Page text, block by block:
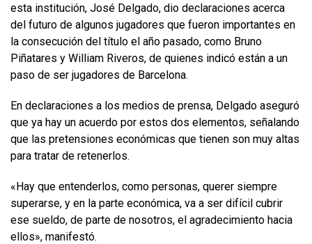
esta institución, José Delgado, dio declaraciones acerca
del futuro de algunos jugadores que fueron importantes en
la consecución del título el año pasado, como Bruno
Piñatares y William Riveros, de quienes indicó están a un
paso de ser jugadores de Barcelona.
En declaraciones a los medios de prensa, Delgado aseguró
que ya hay un acuerdo por estos dos elementos, señalando
que las pretensiones económicas que tienen son muy altas
para tratar de retenerlos.
«Hay que entenderlos, como personas, querer siempre
superarse, y en la parte económica, va a ser difícil cubrir
ese sueldo, de parte de nosotros, el agradecimiento hacia
ellos», manifestó.